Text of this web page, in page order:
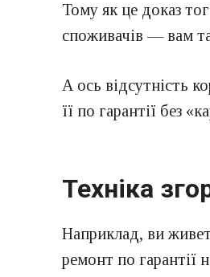
Тому як це доказ
споживачів — вам
А ось відсутність
її по гарантії без
Техніка
Наприклад, ви
ремонт по гарантії